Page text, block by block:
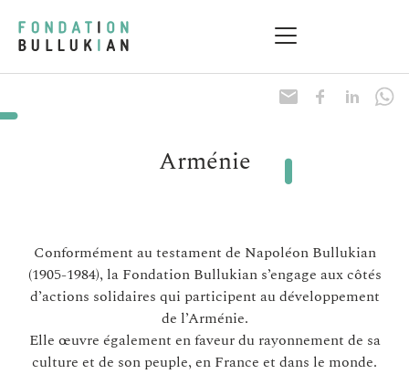
Arménie
Conformément au testament de Napoléon Bullukian
(1905-1984), la Fondation Bullukian s’engage aux côtés
d’actions solidaires qui participent au développement
de l’Arménie.
Elle œuvre également en faveur du rayonnement de sa
culture et de son peuple, en France et dans le monde.